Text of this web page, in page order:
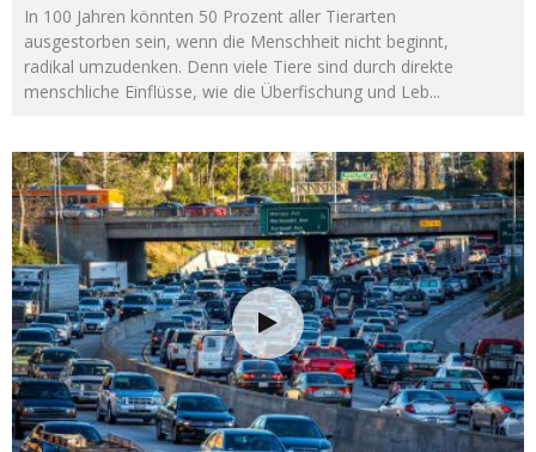
In 100 Jahren könnten 50 Prozent aller Tierarten
ausgestorben sein, wenn die Menschheit nicht beginnt,
radikal umzudenken. Denn viele Tiere sind durch direkte
menschliche Einflüsse, wie die Überfischung und Leb...